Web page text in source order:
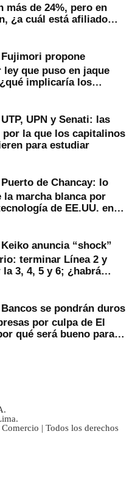
más de 24%, pero en
¿a cuál está afiliado
Fujimori propone
ley que puso en jaque
implicaría los
UTP, UPN y Senati: las
por la que los capitalinos
para estudiar
Puerto de Chancay: lo
la marcha blanca por
de EE.UU. en
Keiko anuncia “shock”
terminar Línea 2 y
la 3, 4, 5 y 6; ¿habrá
Bancos se pondrán duros
por culpa de El
qué será bueno para
| Todos los derechos